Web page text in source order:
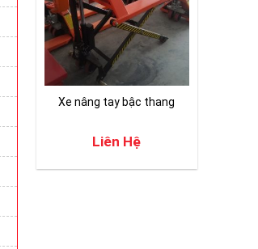
Xe nâng tay bậc thang
Liên Hệ